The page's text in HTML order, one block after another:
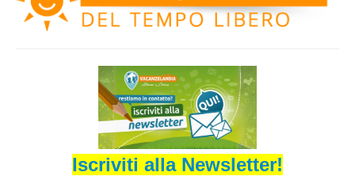
Iscriviti alla Newsletter!